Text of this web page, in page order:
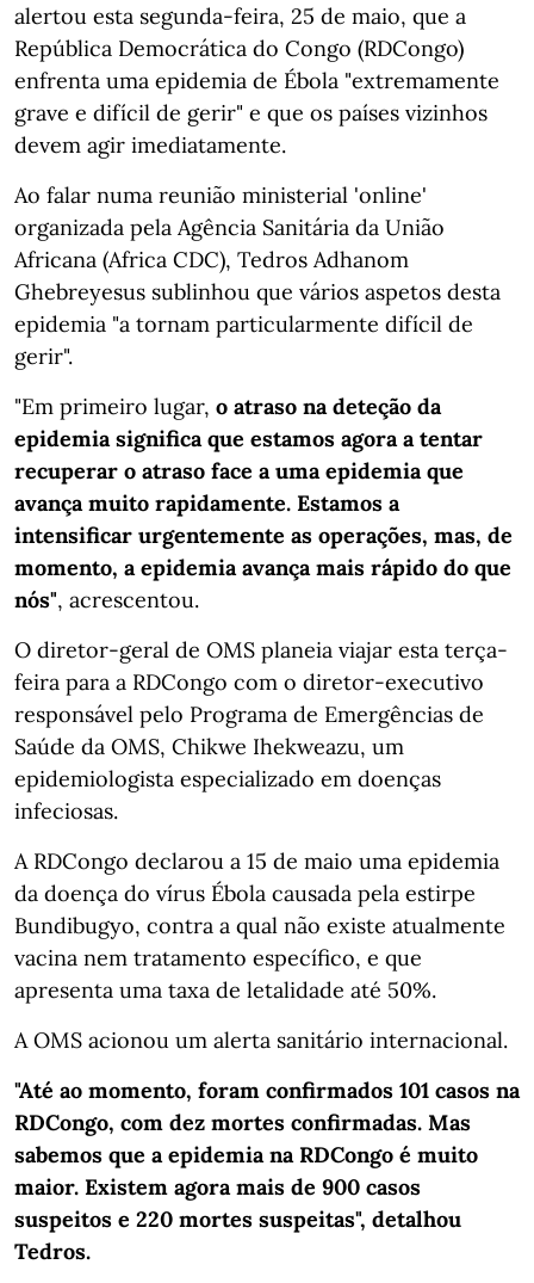
alertou esta segunda-feira, 25 de maio, que a
República Democrática do Congo (RDCongo)
enfrenta uma epidemia de Ébola "extremamente
grave e difícil de gerir" e que os países vizinhos
devem agir imediatamente.
Ao falar numa reunião ministerial 'online'
organizada pela Agência Sanitária da União
Africana (Africa CDC), Tedros Adhanom
Ghebreyesus sublinhou que vários aspetos desta
epidemia "a tornam particularmente difícil de
gerir".
"Em primeiro lugar, o atraso na deteção da
epidemia significa que estamos agora a tentar
recuperar o atraso face a uma epidemia que
avança muito rapidamente. Estamos a
intensificar urgentemente as operações, mas, de
momento, a epidemia avança mais rápido do que
nós", acrescentou.
O diretor-geral de OMS planeia viajar esta terça-
feira para a RDCongo com o diretor-executivo
responsável pelo Programa de Emergências de
Saúde da OMS, Chikwe Ihekweazu, um
epidemiologista especializado em doenças
infeciosas.
A RDCongo declarou a 15 de maio uma epidemia
da doença do vírus Ébola causada pela estirpe
Bundibugyo, contra a qual não existe atualmente
vacina nem tratamento específico, e que
apresenta uma taxa de letalidade até 50%.
A OMS acionou um alerta sanitário internacional.
"Até ao momento, foram confirmados 101 casos na
RDCongo, com dez mortes confirmadas. Mas
sabemos que a epidemia na RDCongo é muito
maior. Existem agora mais de 900 casos
suspeitos e 220 mortes suspeitas", detalhou
Tedros.